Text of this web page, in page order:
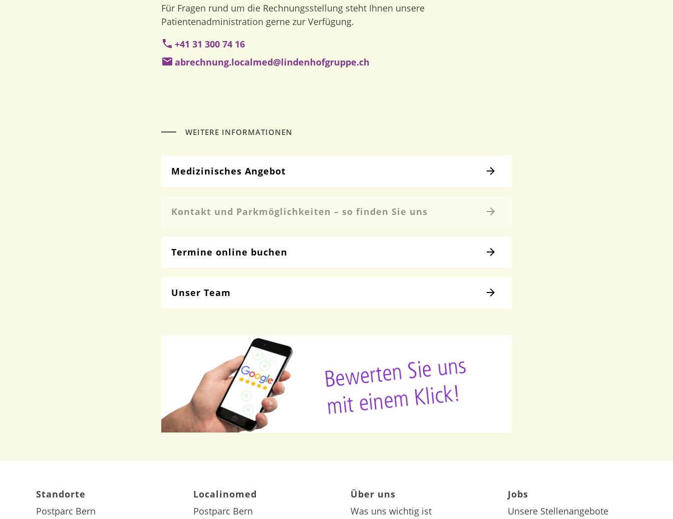
Für Fragen rund um die Rechnungsstellung steht Ihnen unsere
Patientenadministration gerne zur Verfügung.
+41 31 300 74 16
abrechnung.localmed@lindenhofgruppe.ch
WEITERE INFORMATIONEN
Medizinisches Angebot
Kontakt und Parkmöglichkeiten – so finden Sie uns
Termine online buchen
Unser Team
Standorte
Postparc Bern
Localinomed
Postparc Bern
Über uns
Was uns wichtig ist
Jobs
Unsere Stellenangebote